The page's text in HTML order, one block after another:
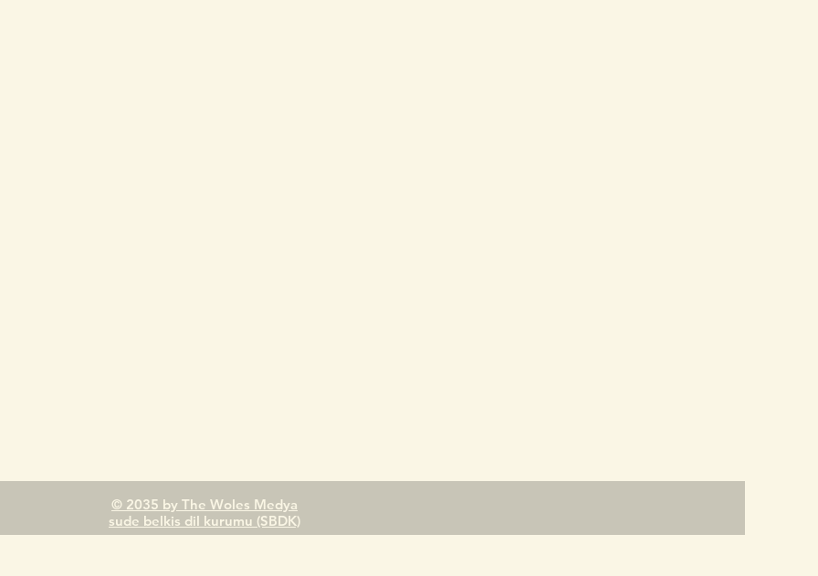
© 2035 by The Woles Medya
sude belkis dil kurumu (SBDK)